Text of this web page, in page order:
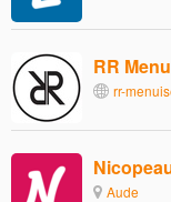
RR
rr-
Aude